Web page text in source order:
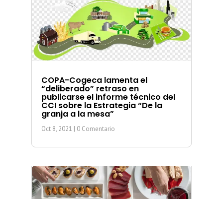
COPA-Cogeca lamenta el
“deliberado” retraso en
publicarse el informe técnico del
CCI sobre la Estrategia “De la
granja a la mesa”
Oct 8, 2021 | 0 Comentario